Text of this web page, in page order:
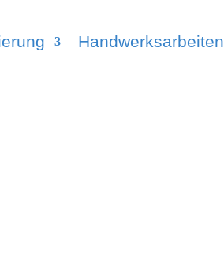
Handwerksarbeiten